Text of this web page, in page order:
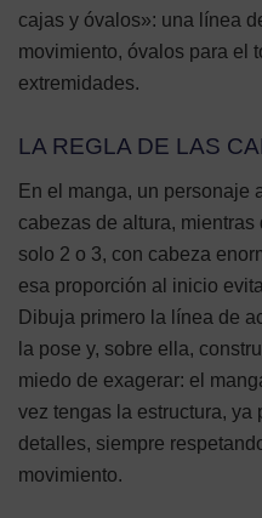
cajas y óvalos»: una línea
movimiento, óvalos para el
extremidades.
LA REGLA DE LAS
En el manga, un personaje
cabezas de altura,
solo 2 o 3, con cabeza
esa proporción al inicio
Dibuja primero la línea de
la pose y, sobre ella,
miedo de exagerar: el
vez tengas la estructura,
detalles, siempre
movimiento.